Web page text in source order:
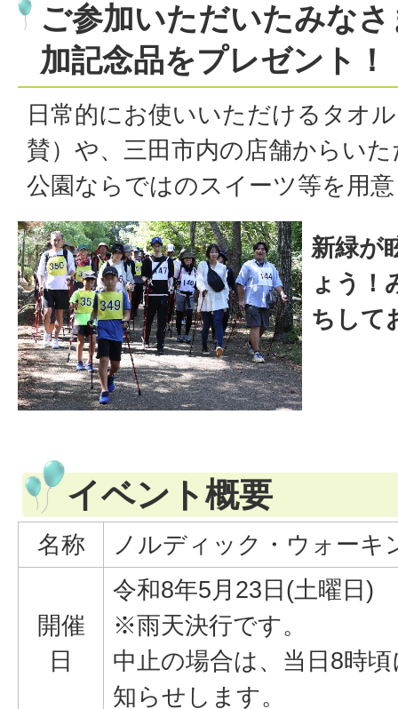
ご参加いただいたみな
加記念品をプレゼント！
日常的にお使いいただけるタオ
賛）や、三田市内の店舗からい
公園ならではのスイーツ等を用
新緑が
ょう！
ちして
イベント概要
名称 ノルディック・ウォーキ
開催
日
令和8年5月23日(土曜日)
※雨天決行です。
中止の場合は、当日8時
知らせします。